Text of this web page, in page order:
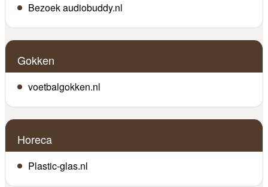
Bezoek audiobuddy.nl
Gokken
voetbalgokken.nl
Horeca
Plastic-glas.nl